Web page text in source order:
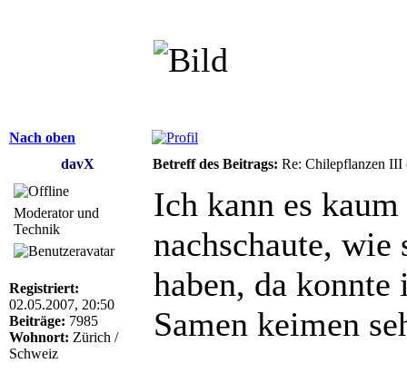
Nach oben
davX
Betreff des Beitrags: Re: Chilepflanzen
Moderator und
Technik
Registriert:
02.05.2007, 20:50
Beiträge: 7985
Wohnort: Zürich /
Schweiz
Ich kann es
nachschaute, wie
haben, da
Samen keimen